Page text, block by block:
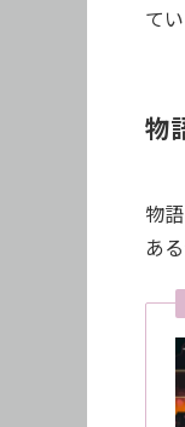
て
物
物
あ